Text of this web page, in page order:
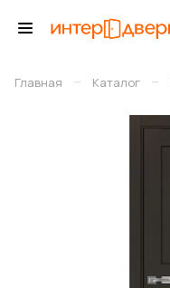
Главная – Каталог –